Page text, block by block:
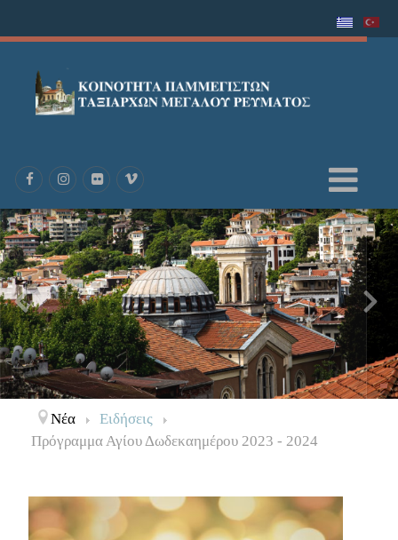
Νέα
Ειδήσεις
Πρόγραμμα Αγίου Δωδεκαημέρου 2023 - 2024